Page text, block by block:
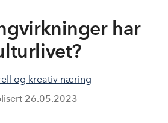
har
og kreativ næring
26.05.2023